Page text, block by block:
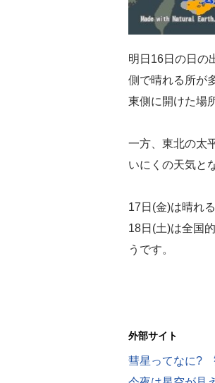
明日16日の日の
側で晴れる所が
東側に開けた場
一方、東北の太
いにくの天気と
17日(金)は晴れ
18日(土)は全国
うです。
外部サイト
彗星ってなに?